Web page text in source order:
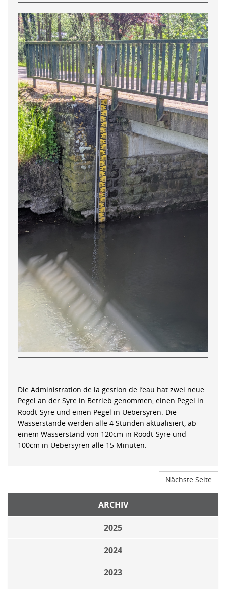
Die Administration de la gestion de l’eau hat zwei neue
Pegel an der Syre in Betrieb genommen, einen Pegel in
Roodt-Syre und einen Pegel in Uebersyren. Die
Wasserstände werden alle 4 Stunden aktualisiert, ab
einem Wasserstand von 120cm in Roodt-Syre und
100cm in Uebersyren alle 15 Minuten.
Nächste Seite
ARCHIV
2025
2024
2023